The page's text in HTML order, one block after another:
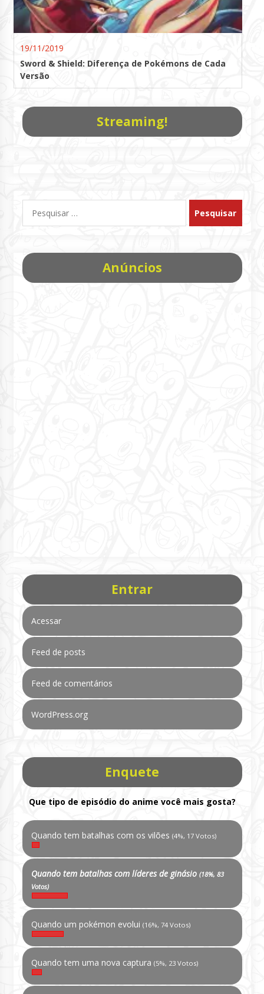
19/11/2019
Sword & Shield: Diferença de Pokémons de Cada
Versão
Streaming!
por:
Anúncios
Entrar
Acessar
Feed de posts
Feed de comentários
WordPress.org
Enquete
Que tipo de episódio do anime você mais gosta?
Quando tem batalhas com os vilões (4%, 17 Votos)
Quando tem batalhas com líderes de ginásio (18%, 83
Votos)
Quando um pokémon evolui (16%, 74 Votos)
Quando tem uma nova captura (5%, 23 Votos)